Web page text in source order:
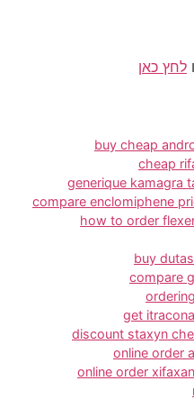
לחץ כאן
buy cheap
cheap
generique kamagra
compare enclomiphene
how to order
buy
compare
get
discount staxyn
online order
online order